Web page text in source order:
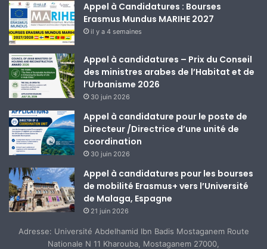
Appel à Candidatures : Bourses
Erasmus Mundus MARIHE 2027
il y a 4 semaines
Appel à candidatures – Prix du Conseil
des ministres arabes de l’Habitat et de
l’Urbanisme 2026
30 juin 2026
Appel à candidature pour le poste de
Directeur /Directrice d’une unité de
coordination
30 juin 2026
Appel à candidatures pour les bourses
de mobilité Erasmus+ vers l’Université
de Malaga, Espagne
21 juin 2026
Adresse: Université Abdelhamid Ibn Badis Mostaganem Route
Nationale N 11 Kharouba, Mostaganem 27000,